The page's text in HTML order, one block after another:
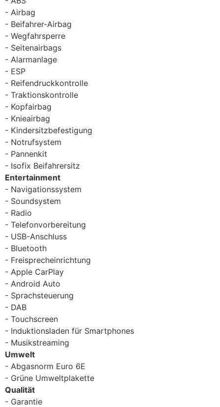
Airbag
Beifahrer-Airbag
Wegfahrsperre
Seitenairbags
Alarmanlage
ESP
Reifendruckkontrolle
Traktionskontrolle
Kopfairbag
Knieairbag
Kindersitzbefestigung
Notrufsystem
Pannenkit
Isofix Beifahrersitz
Entertainment
Navigationssystem
Soundsystem
Radio
Telefonvorbereitung
USB-Anschluss
Bluetooth
Freisprecheinrichtung
Apple CarPlay
Android Auto
Sprachsteuerung
DAB
Touchscreen
Induktionsladen für Smartphones
Musikstreaming
Umwelt
Abgasnorm Euro 6E
Grüne Umweltplakette
Qualität
Garantie